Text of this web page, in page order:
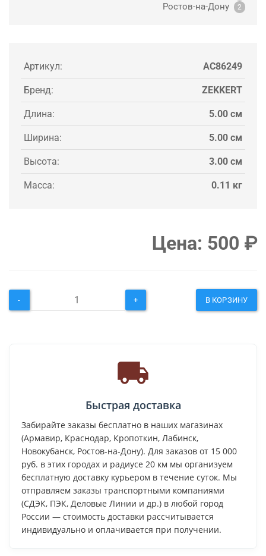
Ростов-на-Дону 2
Артикул: AC86249
Бренд: ZEKKERT
Длина: 5.00 см
Ширина: 5.00 см
Высота: 3.00 см
Масса: 0.11 кг
Цена: 500 ₽
- + В КОРЗИНУ
Быстрая доставка
Забирайте заказы бесплатно в наших магазинах
(Армавир, Краснодар, Кропоткин, Лабинск,
Новокубанск, Ростов-на-Дону). Для заказов от 15 000
руб. в этих городах и радиусе 20 км мы организуем
бесплатную доставку курьером в течение суток. Мы
отправляем заказы транспортными компаниями
(СДЭК, ПЭК, Деловые Линии и др.) в любой город
России — стоимость доставки рассчитывается
индивидуально и оплачивается при получении.